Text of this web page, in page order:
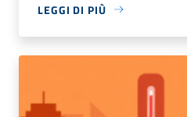
LEGGI DI PIÙ